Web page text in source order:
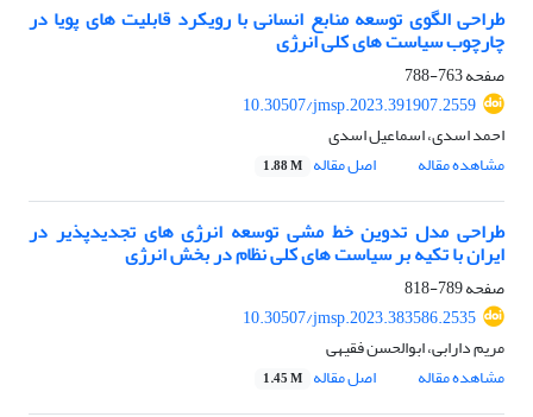
طراحی الگوی توسعه منابع انسانی با رویکرد قابلیت های پویا در
چارچوب سیاست های کلی انرژی
صفحه763-788
10.30507/jmsp.2023.391907.2559
احمد اسدی، اسماعیل اسدی
مشاهده مقاله
اصل مقاله 1.88 M
طراحی مدل تدوین خط مشی توسعه انرژی های تجدیدپذیر در
ایران با تکیه بر سیاست های کلی نظام در بخش انرژی
صفحه789-818
10.30507/jmsp.2023.383586.2535
مریم دارابی، ابوالحسن فقیهی
مشاهده مقاله
اصل مقاله 1.45 M